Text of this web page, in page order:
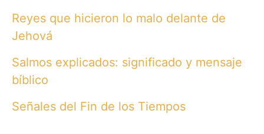
Reyes que hicieron lo malo delante de
Jehová
Salmos explicados: significado y mensaje
bíblico
Señales del Fin de los Tiempos